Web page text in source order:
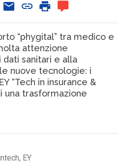
“phygital” tra medico e
attenzione
dati sanitari e alla
nuove tecnologie: i
“Tech in insurance &
una trasformazione
EY